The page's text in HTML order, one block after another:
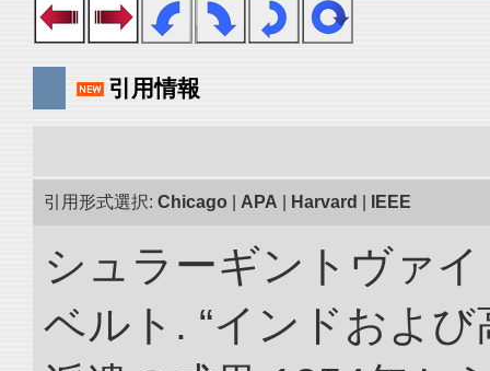
引用情報
引用形式選択: Chicago APA Harvard IEEE
シュラーギントヴァ
ベルト. “インドおよ